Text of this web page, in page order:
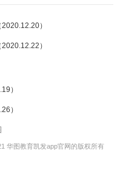
）
）
）
）
华图教育凯发app官网的版权所有